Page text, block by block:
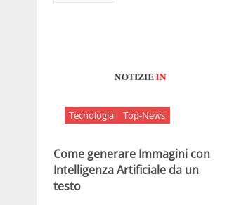
Tecnologia Top-News
Come generare Immagini con
Intelligenza Artificiale da un
testo